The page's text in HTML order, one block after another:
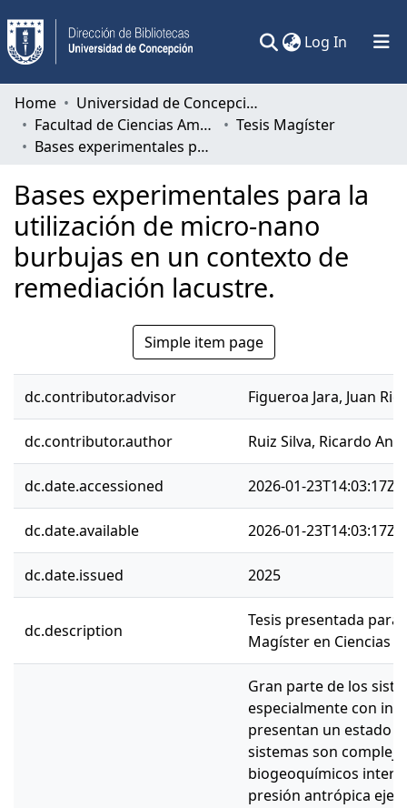
Log In (current)
Communities & Collections
All of DSpace
Home
Universidad de Concepción
Facultad de Ciencias Ambientales
Tesis Magíster
Bases experimentales para la utilización de micro-nano burbujas en un contexto de remediación lacustre.
Bases experimentales para la
utilización de micro-nano
burbujas en un contexto de
remediación lacustre.
Simple item page
dc.contributor.advisor Figueroa Jara, Juan
dc.contributor.author Ruiz Silva, Ricardo
dc.date.accessioned 2026-01-23T14:03:17Z
dc.date.available 2026-01-23T14:03:17Z
dc.date.issued 2025
dc.description
Tesis presentada
Magíster en Ciencias
Gran parte de los
especialmente con
presentan un estado
sistemas son
biogeoquímicos
presión antrópica